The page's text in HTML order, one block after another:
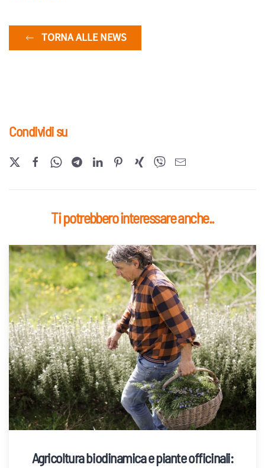
TORNA ALLE NEWS
Condividi su
Ti potrebbero interessare anche..
Agricoltura biodinamica e piante officinali: